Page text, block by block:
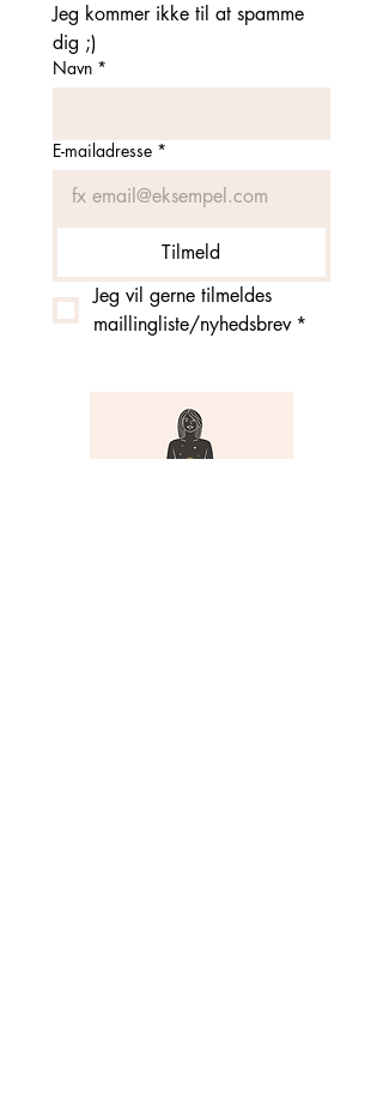
Jeg kommer ikke til at spamme
dig ;)
Navn *
E-mailadresse *
Tilmeld
Jeg vil gerne tilmeldes
maillingliste/nyhedsbrev *